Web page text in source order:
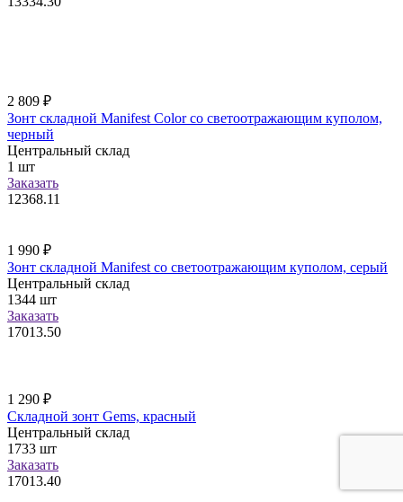
2 809 ₽
Зонт складной Manifest Color со светоотражающим куполом,
черный
Центральный склад
1 шт
Заказать
12368.11
1 990 ₽
Зонт складной Manifest со светоотражающим куполом, серый
Центральный склад
1344 шт
Заказать
17013.50
1 290 ₽
Складной зонт Gems, красный
Центральный склад
1733 шт
Заказать
17013.40